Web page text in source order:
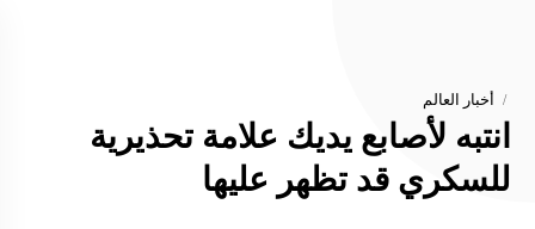
أخبار العالم
انتبه لأصابع يديك علامة تحذيرية
للسكري قد تظهر عليها